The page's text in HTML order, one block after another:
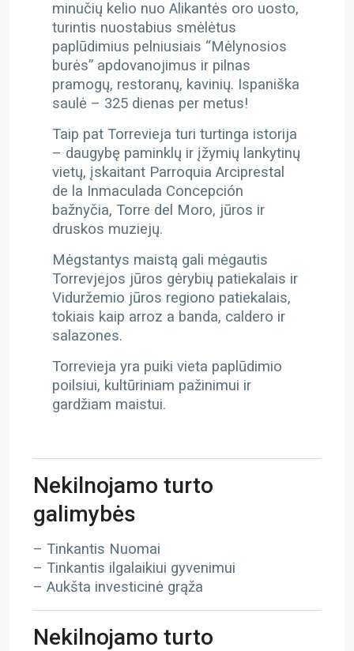
minučių kelio nuo Alikantės oro uosto,
turintis nuostabius smėlėtus
paplūdimius pelniusiais “Mėlynosios
burės” apdovanojimus ir pilnas
pramogų, restoranų, kavinių. Ispaniška
saulė – 325 dienas per metus!
Taip pat Torrevieja turi turtinga istorija
– daugybę paminklų ir įžymių lankytinų
vietų, įskaitant Parroquia Arciprestal
de la Inmaculada Concepción
bažnyčia, Torre del Moro, jūros ir
druskos muziejų.
Mėgstantys maistą gali mėgautis
Torrevjejos jūros gėrybių patiekalais ir
Viduržemio jūros regiono patiekalais,
tokiais kaip arroz a banda, caldero ir
salazones.
Torrevieja yra puiki vieta paplūdimio
poilsiui, kultūriniam pažinimui ir
gardžiam maistui.
Nekilnojamo turto
galimybės
– Tinkantis Nuomai
– Tinkantis ilgalaikiui gyvenimui
– Aukšta investicinė grąža
Nekilnojamo turto